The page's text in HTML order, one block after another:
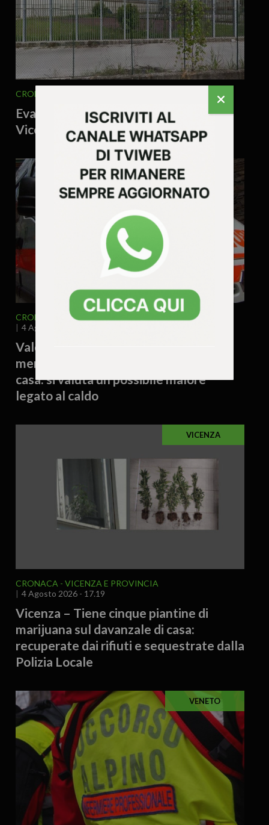
CRONACA
Evade mentre lo portano in ospedale a
Vicenza per una visita: catturato
CRONACA VENETO
VICENZA E PROVINCIA
4 Agosto 2026 - 17.54
Valdagno – Donna trovata morta
mentre raccoglieva patate nell’orto di
casa: si valuta un possibile malore
legato al caldo
VICENZA
CRONACA
VICENZA E PROVINCIA
4 Agosto 2026 - 17.19
Vicenza – Tiene cinque piantine di
marijuana sul davanzale di casa:
recuperate dai rifiuti e sequestrate dalla
Polizia Locale
VENETO